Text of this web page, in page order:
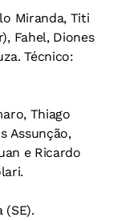
Miranda, Titi
Fahel, Diones
Técnico:
Thiago
Assunção,
e Ricardo
(SE).